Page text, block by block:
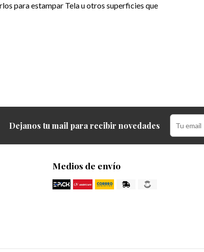
para estampar Tela u otros superficies que
Dejanos tu mail para recibir novedades
Medios de envío